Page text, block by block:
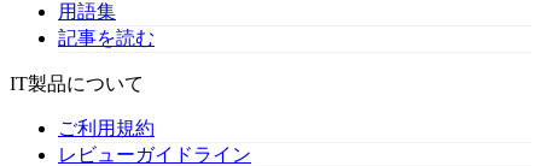
用語集
記事を読む
IT製品について
ご利用規約
レビューガイドライン